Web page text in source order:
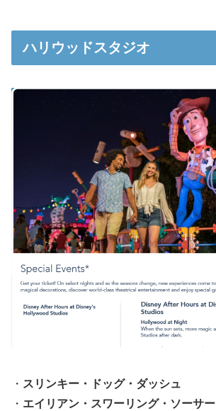
ハリウッドスタジオ
・ スリンキー・ドッグ・ダッシュ
・ エイリアン・スワーリング・ソーサー